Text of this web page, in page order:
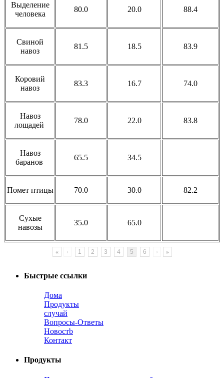
Выделение
человека
80.0 20.0 88.4
Свиной
навоз
81.5 18.5 83.9
Коровий
навоз
83.3 16.7 74.0
Навоз
лощадей
78.0 22.0 83.8
Навоз
баранов
65.5 34.5
Помет птицы 70.0 30.0 82.2
Сухые
навозы
35.0 65.0
« ‹ 1 2 3 4 5 6 › »
Быстрые ссылки
Дома
Продукты
случай
Вопросы-Ответы
Новостb
Контакт
Продукты